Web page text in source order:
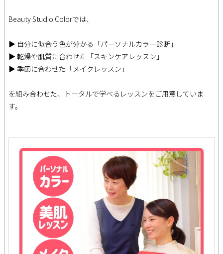
Beauty Studio Colorでは、
▶ 自分に似合う色が分かる「パーソナルカラー診断」
▶ 乾燥や肌質に合わせた「スキンケアレッスン」
▶ 季節に合わせた「メイクレッスン」
を組み合わせた、トータルで学べるレッスンをご用意していま
す。